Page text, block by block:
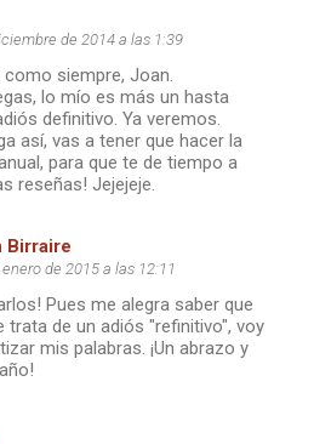
de 2014 a las 1:39
como siempre, Joan.
lo mío es más un hasta
definitivo. Ya veremos.
así, vas a tener que hacer la
para que te de tiempo a
reseñas! Jejejeje.
Birraire
enero de 2015 a las 12:11
Pues me alegra saber que
trata de un adiós "refinitivo", voy
mis palabras. ¡Un abrazo y